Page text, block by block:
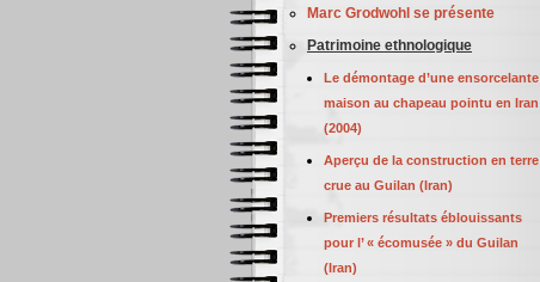
Marc Grodwohl se présente
Patrimoine ethnologique
Le démontage d’une ensorcelante
maison au chapeau pointu en Iran
(2004)
Aperçu de la construction en terre
crue au Guilan (Iran)
Premiers résultats éblouissants
pour l’ « écomusée » du Guilan
(Iran)